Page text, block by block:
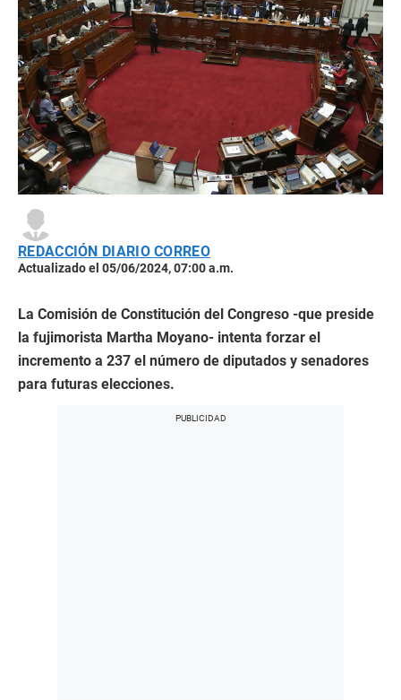
REDACCIÓN DIARIO CORREO
Actualizado el 05/06/2024, 07:00 a.m.
La Comisión de Constitución del Congreso -que preside
la fujimorista Martha Moyano- intenta forzar el
incremento a 237 el número de diputados y senadores
para futuras elecciones.